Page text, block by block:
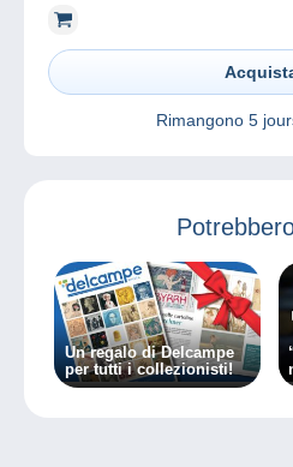
Rimangono 5
Un regalo di Delcampe
per tutti i collezionisti!